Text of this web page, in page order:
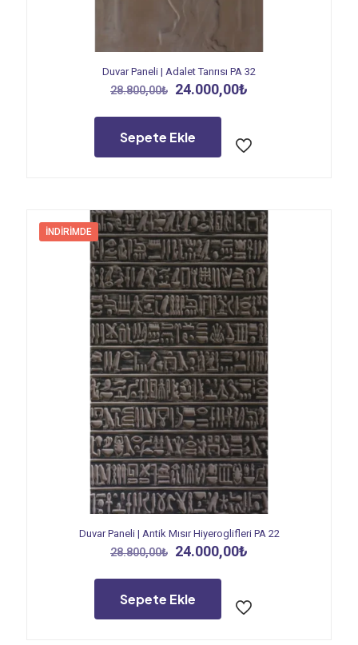
Duvar Paneli | Adalet Tanrısı PA 32
28.800,00₺ Orijinal
28.800,00₺.
24.000,00₺
Sepete Ekle
İNDIRIMDE
Duvar Paneli | Antik Mısır Hiyeroglifleri PA 22
28.800,00₺ Orijinal
28.800,00₺.
24.000,00₺
Sepete Ekle